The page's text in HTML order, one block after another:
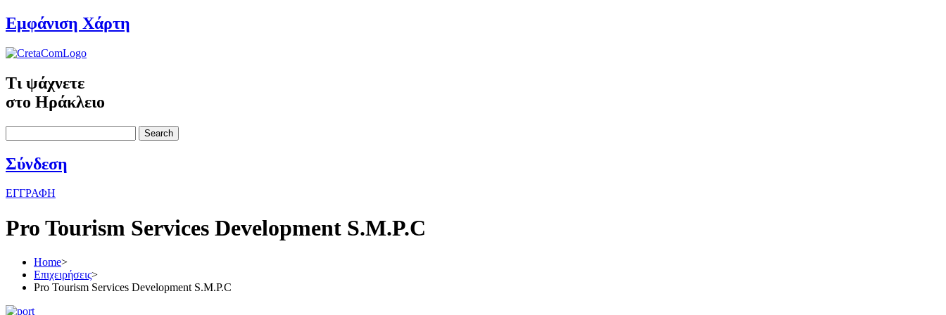
Εμφάνιση Χάρτη
Τι ψάχνετε
στο Ηράκλειο
Search
Σύνδεση
ΕΓΓΡΑΦΗ
Pro Tourism Services Development S.M.P.C
Home>
Επιχειρήσεις>
Pro Tourism Services Development S.M.P.C